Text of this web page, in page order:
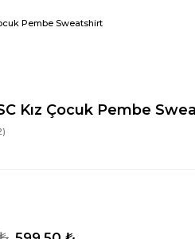
Pembe Sweatshirt
Kız Çocuk Pembe